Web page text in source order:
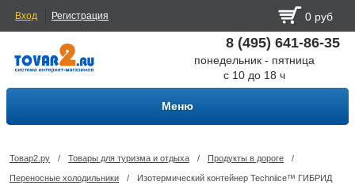
Вход Регистрация 0 руб
8 (495) 641-86-35
понедельник - пятница
с 10 до 18 ч
Меню
Товар2.ру / Товары для туризма и отдыха / Продукты в дороге /
Переносные холодильники /
Изотермический контейнер Techniice™ ГИБРИД